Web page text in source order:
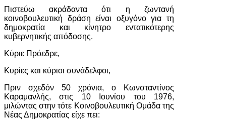
Πιστεύω ακράδαντα ότι η ζωντανή
κοινοβουλευτική δράση είναι οξυγόνο για τη
δημοκρατία και κίνητρο εντατικότερης
κυβερνητικής απόδοσης.
Κύριε Πρόεδρε,
Κυρίες και κύριοι συνάδελφοι,
Πριν σχεδόν 50 χρόνια, ο Κωνσταντίνος
Καραμανλής, στις 10 Ιουνίου του 1976,
μιλώντας στην τότε Κοινοβουλευτική Ομάδα της
Νέας Δημοκρατίας είχε πει: